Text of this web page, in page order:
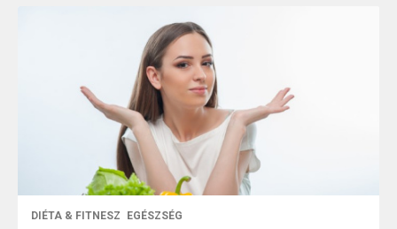
DIÉTA & FITNESZ EGÉSZSÉG